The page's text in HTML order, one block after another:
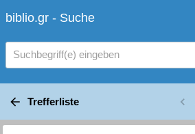
biblio.gr - Suche
Suchbegriff(e) eingeben
Trefferliste